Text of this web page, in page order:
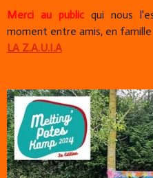
Merci au public qui nous
moment entre amis, en
LA Z.A.U.I.A